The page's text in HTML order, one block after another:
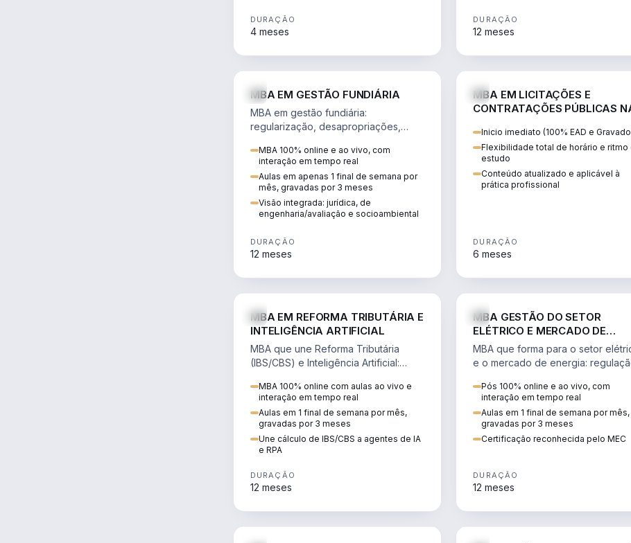
DURAÇÃO
4 meses
DURAÇÃO
12 meses
MBA EM GESTÃO FUNDIÁRIA
MBA em gestão fundiária:
regularização, desapropriações,
ambiental em projetos de
infraestrutura.
MBA 100% online e ao vivo, com
interação em tempo real
Aulas em apenas 1 final de semana por
mês, gravadas por 3 meses
Visão integrada: jurídica, de
engenharia/avaliação e socioambiental
DURAÇÃO
12 meses
MBA EM LICITAÇÕES E
CONTRATAÇÕES PÚBLICAS
Inicio imediato (100% EAD e
Flexibilidade total de horário e ritmo
estudo
Conteúdo atualizado e aplicável à
prática profissional
DURAÇÃO
6 meses
MBA EM REFORMA TRIBUTÁRIA E
INTELIGÊNCIA ARTIFICIAL
MBA que une Reforma Tributária
(IBS/CBS) e Inteligência Artificial:
RPA e automação da rotina fiscal.
MBA 100% online com aulas ao vivo e
interação em tempo real
Aulas em 1 final de semana por mês,
gravadas por 3 meses
Une cálculo de IBS/CBS a agentes de IA
e RPA
DURAÇÃO
12 meses
MBA GESTÃO DO SETOR
ELÉTRICO E MERCADO DE
ENERGIA
MBA que forma para o setor
e o mercado de energia:
transmissão e revisão tarifária.
Pós 100% online e ao vivo, com
interação em tempo real
Aulas em 1 final de semana por mês,
gravadas por 3 meses
Certificação reconhecida pelo MEC
DURAÇÃO
12 meses